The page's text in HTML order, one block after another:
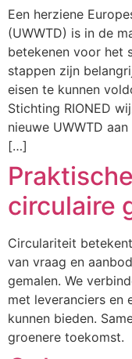
Een herziene
(UWWTD) is in de
betekenen voor het
stappen zijn
eisen te kunnen
Stichting RIONED
nieuwe UWWTD
[…]
circulaire
Circulariteit
van vraag en
gemalen. We
met leveranciers en
kunnen bieden.
groenere toekomst.